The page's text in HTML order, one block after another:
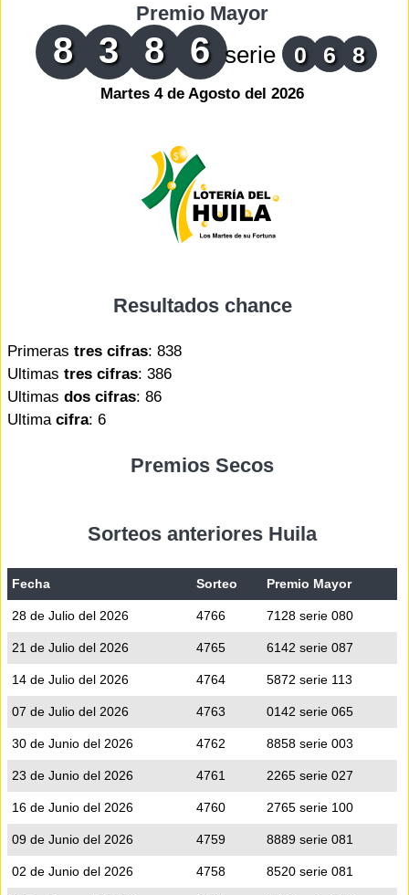
Premio Mayor
8 3 8 6 serie 0 6 8
Martes 4 de Agosto del 2026
Resultados chance
Primeras tres cifras: 838
Ultimas tres cifras: 386
Ultimas dos cifras: 86
Ultima cifra: 6
Premios Secos
Sorteos anteriores Huila
Fecha Sorteo Premio Mayor
28 de Julio del 2026 4766 7128 serie 080
21 de Julio del 2026 4765 6142 serie 087
14 de Julio del 2026 4764 5872 serie 113
07 de Julio del 2026 4763 0142 serie 065
30 de Junio del 2026 4762 8858 serie 003
23 de Junio del 2026 4761 2265 serie 027
16 de Junio del 2026 4760 2765 serie 100
09 de Junio del 2026 4759 8889 serie 081
02 de Junio del 2026 4758 8520 serie 081